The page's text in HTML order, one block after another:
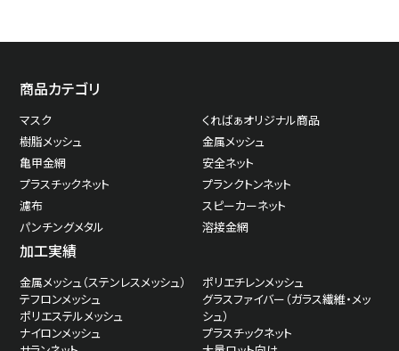
商品カテゴリ
マスク
くればぁオリジナル商品
樹脂メッシュ
金属メッシュ
亀甲金網
安全ネット
プラスチックネット
プランクトンネット
濾布
スピーカーネット
パンチングメタル
溶接金網
加工実績
金属メッシュ（ステンレスメッシュ）
テフロンメッシュ
ポリエステルメッシュ
ナイロンメッシュ
ポリエチレンメッシュ
グラスファイバー（ガラス繊維・メッ
シュ）
プラスチックネット